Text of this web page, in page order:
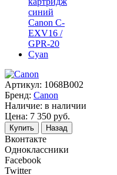
Артикул: 1068B002
Бренд: Canon
Наличие: в наличии
Цена: 7 350 руб.
Купить Назад
Вконтакте
Одноклассники
Facebook
Twitter